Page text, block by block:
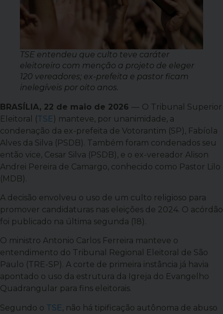
TSE entendeu que culto teve caráter
eleitoreiro com menção a projeto de eleger
120 vereadores; ex-prefeita e pastor ficam
inelegíveis por oito anos.
BRASÍLIA, 22 de maio de 2026 — O Tribunal Superior
Eleitoral (TSE) manteve, por unanimidade, a
condenação da ex-prefeita de Votorantim (SP), Fabíola
Alves da Silva (PSDB). Também foram condenados seu
então vice, Cesar Silva (PSDB), e o ex-vereador Alison
Andrei Pereira de Camargo, conhecido como Pastor Lilo
(MDB).
A decisão envolveu o uso de um culto religioso para
promover candidaturas nas eleições de 2024. O acórdão
foi publicado na última segunda (18).
O ministro Antonio Carlos Ferreira manteve o
entendimento do Tribunal Regional Eleitoral de São
Paulo (TRE-SP). A corte de primeira instância já havia
apontado o uso da estrutura da Igreja do Evangelho
Quadrangular para fins eleitorais.
Segundo o TSE , não há tipificação autônoma de abuso